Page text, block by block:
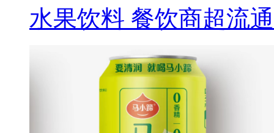
水果饮料 餐饮商超流通